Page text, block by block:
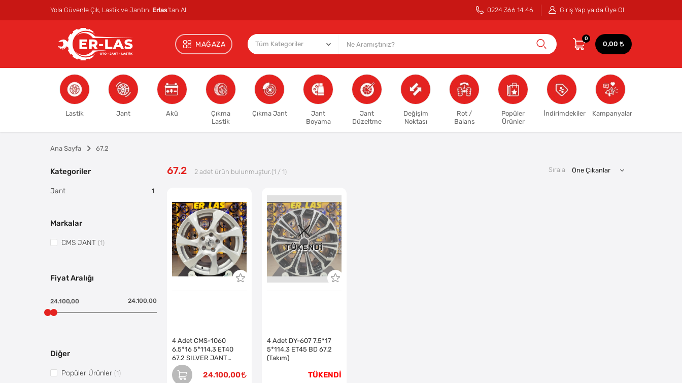
Yola Güvenle Çık, Lastik ve Jantını Erlas’tan Al! 0224 366 14 46 Giriş Yap ya da Üye Ol
MAĞAZA
0
0,00
Lastik Jant Akü
Çıkma
Lastik
Çıkma Jant
Jant
Boyama
Jant
Düzeltme
Değişim
Noktası
Rot /
Balans
Popüler
Ürünler
İndirimdekiler Kampanyalar
Ana Sayfa 67.2
67.2 2 adet ürün bulunmuştur.(1 / 1) Sırala
4 Adet CMS-1060
6.5*16 5*114.3 ET40
67.2 SILVER JANT
(Takım)
24.100,00
TÜKENDI
4 Adet DY-607 7.5*17
5*114.3 ET45 BD 67.2
(Takım)
TÜKENDİ
Kategoriler
Jant 1
Markalar
CMS JANT (1)
Fiyat Aralığı
24.100,00 24.100,00
Diğer
Popüler Ürünler (1)